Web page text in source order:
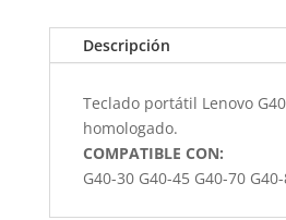
cantidadDescripción
Teclado portátil Lenovo
homologado.
COMPATIBLE CON:
G40-30 G40-45 G40-70